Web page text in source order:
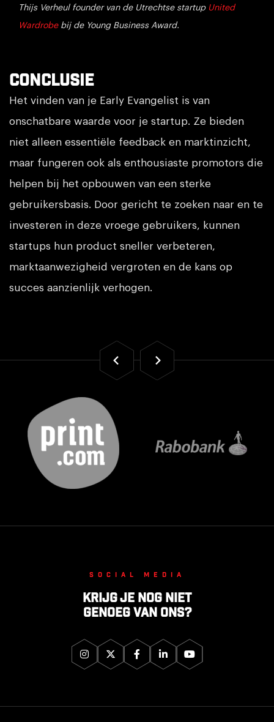
Thijs Verheul founder van de Utrechtse startup United
Wardrobebij de Young Business Award.
Conclusie
Het vinden van je Early Evangelist is van
onschatbare waarde voor je startup. Ze bieden
niet alleen essentiële feedback en marktinzicht,
maar fungeren ook als enthousiaste promotors die
helpen bij het opbouwen van een sterke
gebruikersbasis. Door gericht te zoeken naar en te
investeren in deze vroege gebruikers, kunnen
startups hun product sneller verbeteren,
marktaanwezigheid vergroten en de kans op
succes aanzienlijk verhogen.
Social media
Krijg je nog niet
genoeg van ons?